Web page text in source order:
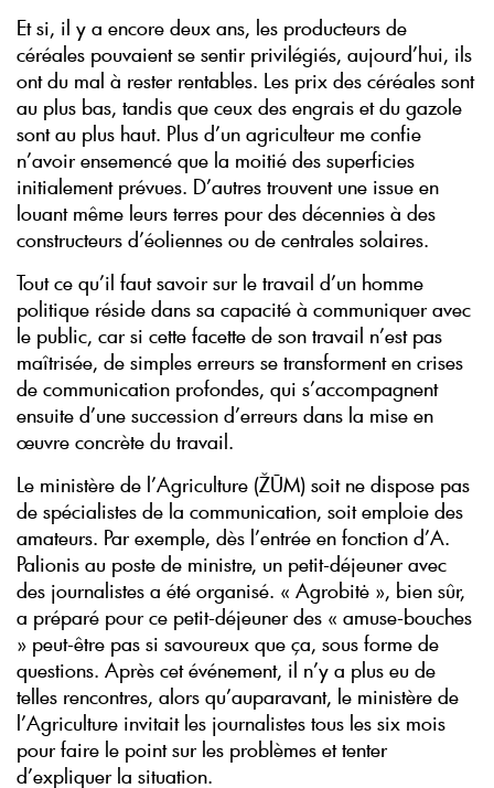
Et si, il y a encore deux ans, les producteurs de
céréales pouvaient se sentir privilégiés, aujourd’hui, ils
ont du mal à rester rentables. Les prix des céréales sont
au plus bas, tandis que ceux des engrais et du gazole
sont au plus haut. Plus d’un agriculteur me confie
n’avoir ensemencé que la moitié des superficies
initialement prévues. D’autres trouvent une issue en
louant même leurs terres pour des décennies à des
constructeurs d’éoliennes ou de centrales solaires.
Tout ce qu’il faut savoir sur le travail d’un homme
politique réside dans sa capacité à communiquer avec
le public, car si cette facette de son travail n’est pas
maîtrisée, de simples erreurs se transforment en crises
de communication profondes, qui s’accompagnent
ensuite d’une succession d’erreurs dans la mise en
œuvre concrète du travail.
Le ministère de l’Agriculture (ŽŪM) soit ne dispose pas
de spécialistes de la communication, soit emploie des
amateurs. Par exemple, dès l’entrée en fonction d’A.
Palionis au poste de ministre, un petit-déjeuner avec
des journalistes a été organisé. « Agrobitė », bien sûr,
a préparé pour ce petit-déjeuner des « amuse-bouches
» peut-être pas si savoureux que ça, sous forme de
questions. Après cet événement, il n’y a plus eu de
telles rencontres, alors qu’auparavant, le ministère de
l’Agriculture invitait les journalistes tous les six mois
pour faire le point sur les problèmes et tenter
d’expliquer la situation.